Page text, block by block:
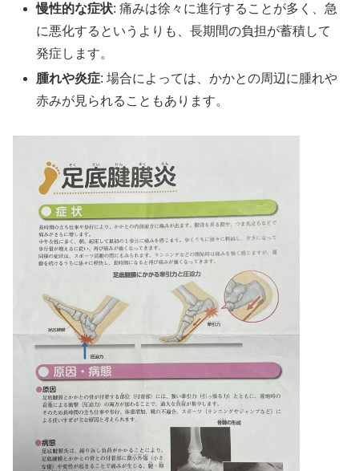
慢性的な症状: 痛みは徐々に進行することが多く、急
に悪化するというよりも、長期間の負担が蓄積して
発症します。
腫れや炎症: 場合によっては、かかとの周辺に腫れや
赤みが見られることもあります。